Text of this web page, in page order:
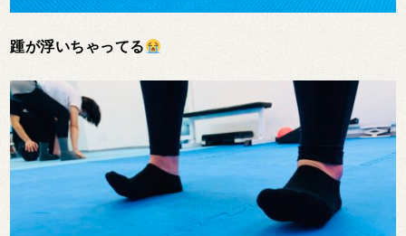
踵が浮いちゃってる